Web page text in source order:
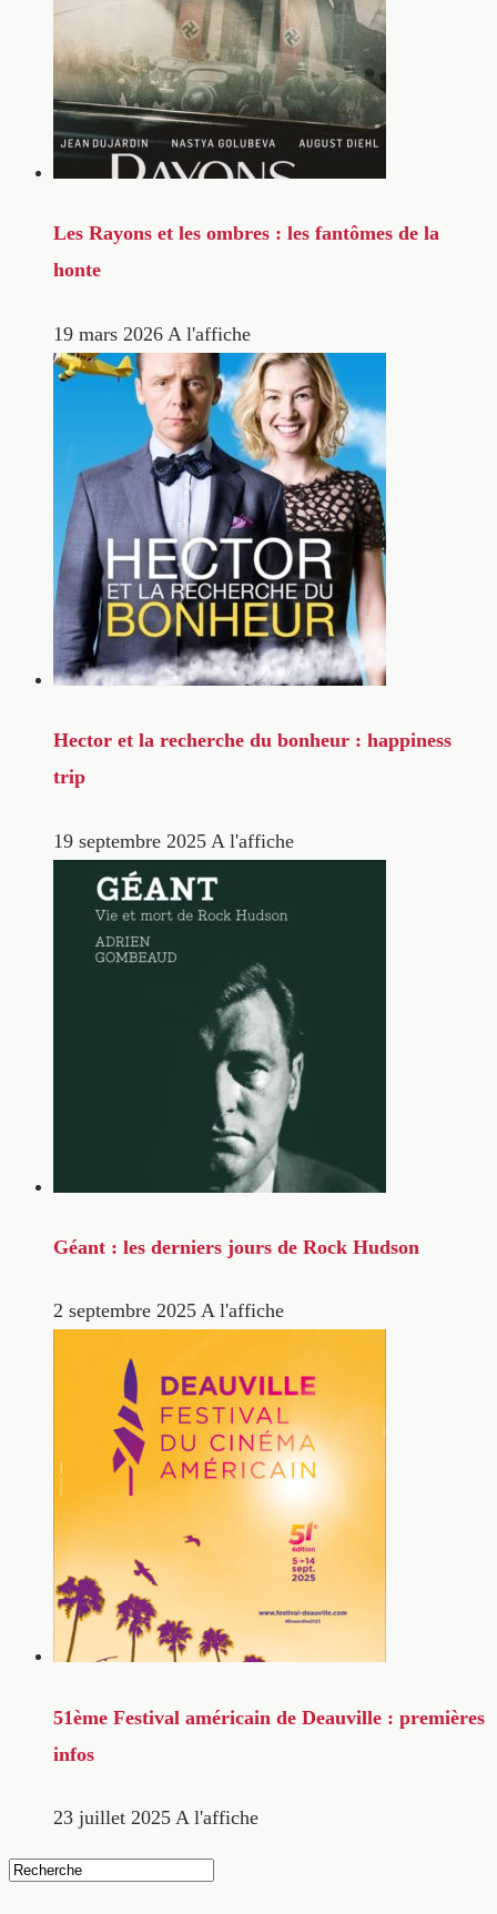
Les Rayons et les ombres : les fantômes de la
honte
19 mars 2026 A l'affiche
Hector et la recherche du bonheur : happiness
trip
19 septembre 2025 A l'affiche
Géant : les derniers jours de Rock Hudson
2 septembre 2025 A l'affiche
51ème Festival américain de Deauville : premières
infos
23 juillet 2025 A l'affiche